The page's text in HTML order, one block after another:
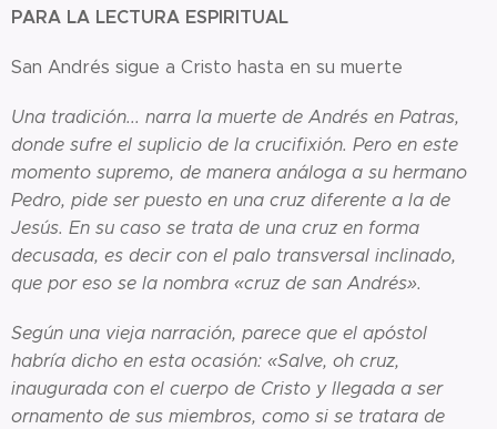
PARA LA LECTURA ESPIRITUAL
San Andrés sigue a Cristo hasta en su muerte
Una tradición... narra la muerte de Andrés en Patras,
donde sufre el suplicio de la crucifixión. Pero en este
momento supremo, de manera análoga a su hermano
Pedro, pide ser puesto en una cruz diferente a la de
Jesús. En su caso se trata de una cruz en forma
decusada, es decir con el palo transversal inclinado,
que por eso se la nombra «cruz de san Andrés».
Según una vieja narración, parece que el apóstol
habría dicho en esta ocasión: «Salve, oh cruz,
inaugurada con el cuerpo de Cristo y llegada a ser
ornamento de sus miembros, como si se tratara de